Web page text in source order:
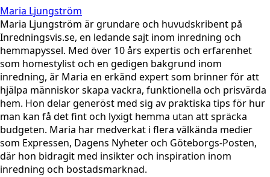
Maria Ljungström
Maria Ljungström är grundare och huvudskribent på
Inredningsvis.se, en ledande sajt inom inredning och
hemmapyssel. Med över 10 års expertis och erfarenhet
som homestylist och en gedigen bakgrund inom
inredning, är Maria en erkänd expert som brinner för att
hjälpa människor skapa vackra, funktionella och prisvärda
hem. Hon delar generöst med sig av praktiska tips för hur
man kan få det fint och lyxigt hemma utan att spräcka
budgeten. Maria har medverkat i flera välkända medier
som Expressen, Dagens Nyheter och Göteborgs-Posten,
där hon bidragit med insikter och inspiration inom
inredning och bostadsmarknad.